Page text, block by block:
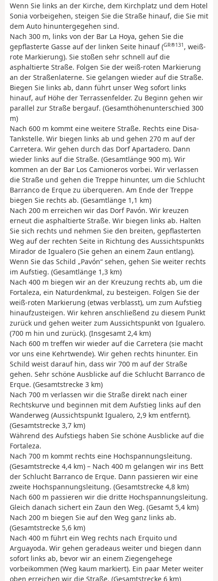
Wenn Sie links an der Kirche, dem Kirchplatz und dem Hotel
Sonia vorbeigehen, steigen Sie die Straße hinauf, die Sie mit
dem Auto hinuntergegehen sind.
Nach 300 m, links von der Bar La Hoya, gehen Sie die
gepflasterte Gasse auf der linken Seite hinauf (GR®131 , weiß-
rote Markierung). Sie stoßen sehr schnell auf die
asphaltierte Straße. Folgen Sie der weiß-roten Markierung
an der Straßenlaterne. Sie gelangen wieder auf die Straße.
Biegen Sie links ab, dann führt unser Weg sofort links
hinauf, auf Höhe der Terrassenfelder. Zu Beginn gehen wir
parallel zur Straße bergauf. (Gesamthöhenunterschied 300
m)
Nach 600 m kommt eine weitere Straße. Rechts eine Disa-
Tankstelle. Wir biegen links ab und gehen 270 m auf der
Carretera. Wir gehen durch das Dorf Apartadero. Dann
wieder links auf die Straße. (Gesamtlänge 900 m). Wir
kommen an der Bar Los Camioneros vorbei. Wir verlassen
die Straße und gehen die Treppe hinunter, um die Schlucht
Barranco de Erque zu überqueren. Am Ende der Treppe
biegen Sie rechts ab. (Gesamtlänge 1,1 km)
Nach 200 m erreichen wir das Dorf Pavón. Wir kreuzen
erneut die asphaltierte Straße. Wir biegen links ab. Halten
Sie sich rechts und nehmen Sie den breiten, gepflasterten
Weg auf der rechten Seite in Richtung des Aussichtspunkts
Mirador de Igualero (Sie gehen an einem Zaun entlang).
Wenn Sie das Schild „Pavón“ sehen, gehen Sie weiter rechts
im Aufstieg. (Gesamtlänge 1,3 km)
Nach 400 m biegen wir an der Kreuzung rechts ab, um die
Fortaleza, ein Naturdenkmal, zu besteigen. Folgen Sie der
weiß-roten Markierung (etwas verblasst), um zum Aufstieg
hinaufzusteigen. Wir kehren anschließend zu diesem Punkt
zurück und gehen weiter zum Aussichtspunkt von Igualero.
(700 m hin und zurück). (Insgesamt 2,4 km)
Nach 600 m treffen wir wieder auf die Carretera (sie macht
vor uns eine Kehrtwende). Wir gehen rechts hinunter. Ein
Schild weist darauf hin, dass wir 700 m auf der Straße
gehen. Sehr schöne Ausblicke auf die Schlucht Barranco de
Erque. (Gesamtstrecke 3 km)
Nach 700 m verlassen wir die Straße direkt nach einer
Rechtskurve und beginnen mit dem Aufstieg links auf den
Wanderweg (Aussichtspunkt Igualero, 2,9 km entfernt).
(Gesamtstrecke 3,7 km)
Während des Aufstiegs haben Sie schöne Ausblicke auf die
Fortaleza.
Nach 700 m kommt rechts eine Hochspannungsleitung.
(Gesamtstrecke 4,4 km) – Nach 400 m gelangen wir ins Bett
der Schlucht Barranco de Erque. Dann passieren wir eine
zweite Hochspannungsleitung. (Gesamtstrecke 4,8 km)
Nach 600 m passieren wir die dritte Hochspannungsleitung.
Gleich danach sichert ein Zaun den Weg. (Gesamt 5,4 km)
Nach 200 m biegen Sie auf den Weg ganz links ab.
(Gesamtstrecke 5,6 km)
Nach 400 m führt ein Weg rechts nach Erquito und
Arguayoda. Wir gehen geradeaus weiter und biegen dann
sofort links ab, bevor wir an einem Ziegengehege
vorbeikommen (Weg kaum markiert). Ein paar Meter weiter
oben erreichen wir die Straße. (Gesamtstrecke 6 km)